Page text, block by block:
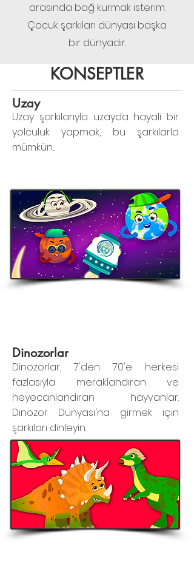
arasında bağ kurmak isterim.
Çocuk şarkıları dünyası başka
bir dünyadır.
KONSEPTLER
Uzay
Uzay şarkılarıyla uzayda hayali bir
yolculuk yapmak, bu şarkılarla
mümkün...
Dinozorlar
Dinozorlar, 7'den 70'e herkesi
fazlasıyla meraklandıran ve
heyecanlandıran hayvanlar.
Dinozor Dünyası'na girmek için
şarkıları dinleyin.